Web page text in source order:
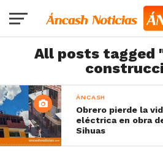
All posts tagged
ÁNCASH
Obrero pierde la
eléctrica en obra
Sihuas